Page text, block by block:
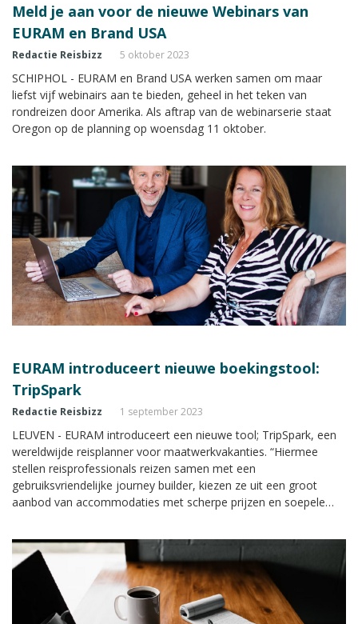
Meld je aan voor de nieuwe Webinars van
EURAM en Brand USA
Redactie Reisbizz 5 oktober 2023
SCHIPHOL - EURAM en Brand USA werken samen om maar
liefst vijf webinairs aan te bieden, geheel in het teken van
rondreizen door Amerika. Als aftrap van de webinarserie staat
Oregon op de planning op woensdag 11 oktober.
EURAM introduceert nieuwe boekingstool:
TripSpark
Redactie Reisbizz 1 september 2023
LEUVEN - EURAM introduceert een nieuwe tool; TripSpark, een
wereldwijde reisplanner voor maatwerkvakanties. “Hiermee
stellen reisprofessionals reizen samen met een
gebruiksvriendelijke journey builder, kiezen ze uit een groot
aanbod van accommodaties met scherpe prijzen en soepele
reisvoorstel in hun huisstijl, maken eenvoudig een boeking én
delen een indrukwekkend roadbook met hun klanten”, aldus
EURAM.